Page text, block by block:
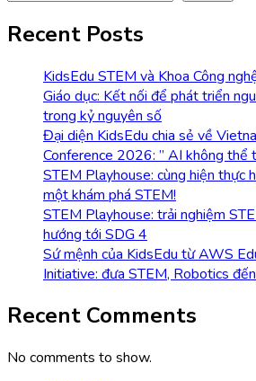
Recent Posts
KidsEdu STEM và Khoa Công
Giáo dục: Kết nối để phát triển
trong kỷ nguyên số
Đại diện KidsEdu chia sẻ về
Conference 2026: ” AI không thể
STEM Playhouse: cùng hiện thực
một khám phá STEM!
STEM Playhouse: trải nghiệm
hướng tới SDG 4
Sứ mệnh của KidsEdu từ AWS
Initiative: đưa STEM, Robotics
Recent Comments
No comments to show.